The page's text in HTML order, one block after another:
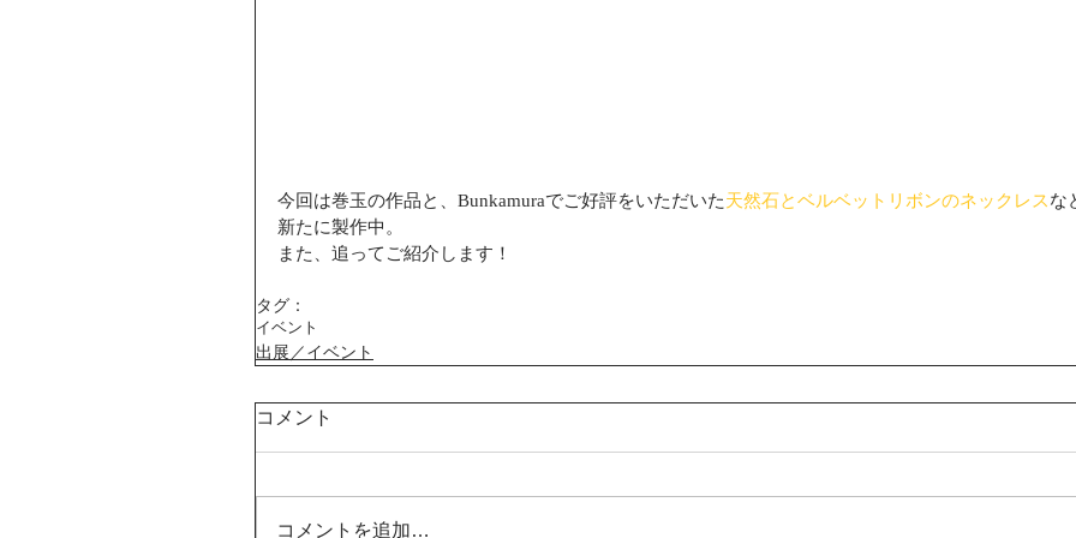
今回は巻玉の作品と、Bunkamuraでご好評をいただいた天然石とベルベットリボンのネックレスな
新たに製作中。
また、追ってご紹介します！
タグ：
イベント
出展／イベント
コメント
コメントを追加…